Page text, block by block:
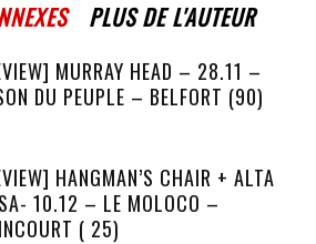
PLUS DE L'AUTEUR
MURRAY HEAD – 28.11 –
DU PEUPLE – BELFORT (90)
HANGMAN’S CHAIR + ALTA
10.12 – LE MOLOCO –
( 25)